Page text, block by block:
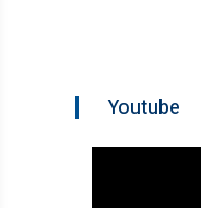
Youtube